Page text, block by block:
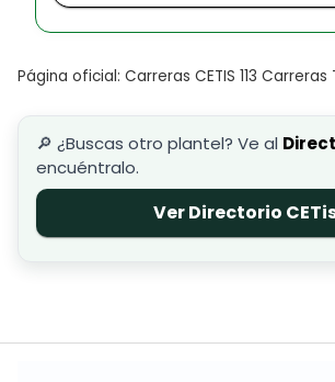
Página oficial: Carreras CETIS 113 Carreras
🔎 ¿Buscas otro plantel? Ve al
encuéntralo.
Ver Directorio